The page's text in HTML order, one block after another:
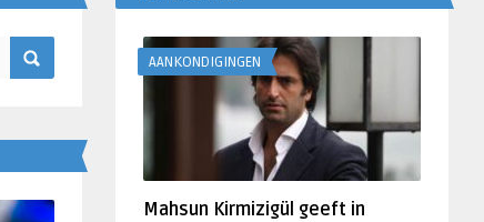
AANKONDIGINGEN
Mahsun Kirmizigül geeft in